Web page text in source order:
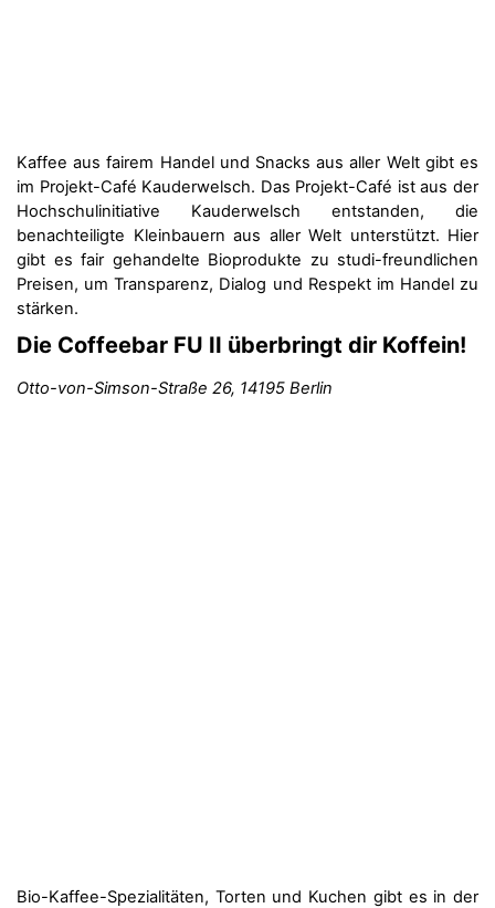
Kaffee aus fairem Handel und Snacks aus aller Welt gibt es
im Projekt-Café Kauderwelsch. Das Projekt-Café ist aus der
Hochschulinitiative Kauderwelsch entstanden, die
benachteiligte Kleinbauern aus aller Welt unterstützt. Hier
gibt es fair gehandelte Bioprodukte zu studi-freundlichen
Preisen, um Transparenz, Dialog und Respekt im Handel zu
stärken.
Die Coffeebar FU II überbringt dir Koffein!
Otto-von-Simson-Straße 26, 14195 Berlin
Bio-Kaffee-Spezialitäten, Torten und Kuchen gibt es in der